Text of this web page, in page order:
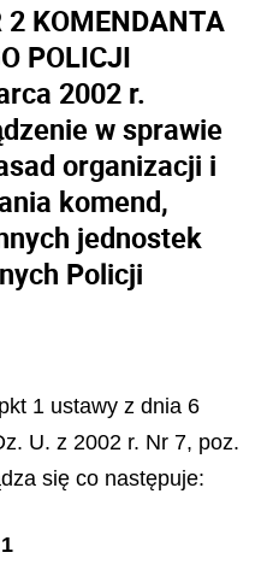
2 KOMENDANTA
POLICJI
2002 r.
w sprawie
organizacji i
komend,
jednostek
Policji
1 ustawy z dnia 6
U. z 2002 r. Nr 7, poz.
się co następuje: